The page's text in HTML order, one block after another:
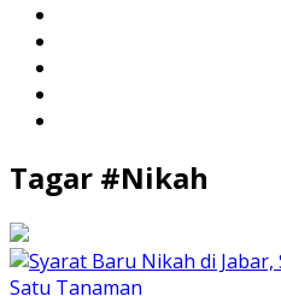
Tagar #Nikah